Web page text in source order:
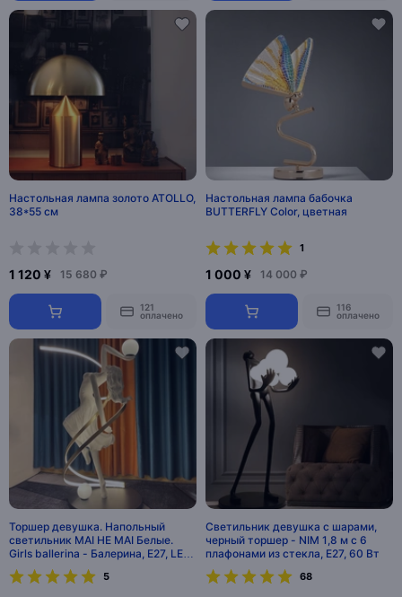
Настольная лампа золото ATOLLO,
38*55 см
1 120 ¥ 15 680 ₽
121
оплачено
Настольная лампа бабочка
BUTTERFLY Color, цветная
1
1 000 ¥ 14 000 ₽
116
оплачено
Торшер девушка. Напольный
светильник MAI HE MAI Белые.
Girls ballerina - Балерина, E27, LED,
70 Вт
5
Светильник девушка с шарами,
черный торшер - NIM 1,8 м с 6
плафонами из стекла, E27, 60 Вт
68